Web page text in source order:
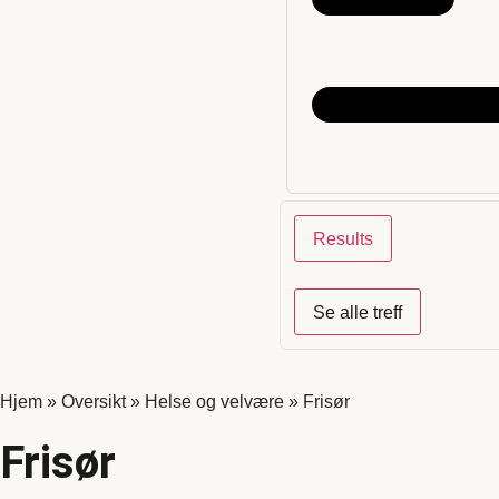
Results
Se alle treff
Hjem»Oversikt» Helse og velvære» Frisør
Frisør